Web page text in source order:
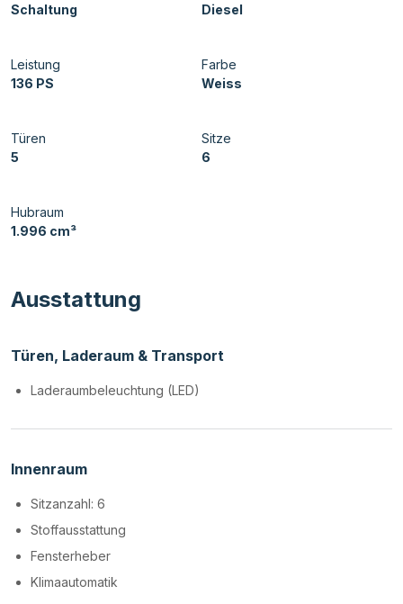
Schaltung
Diesel
Leistung
136 PS
Farbe
Weiss
Türen
5
Sitze
6
Hubraum
1.996 cm³
Ausstattung
Türen, Laderaum & Transport
Laderaumbeleuchtung (LED)
Innenraum
Sitzanzahl: 6
Stoffausstattung
Fensterheber
Klimaautomatik